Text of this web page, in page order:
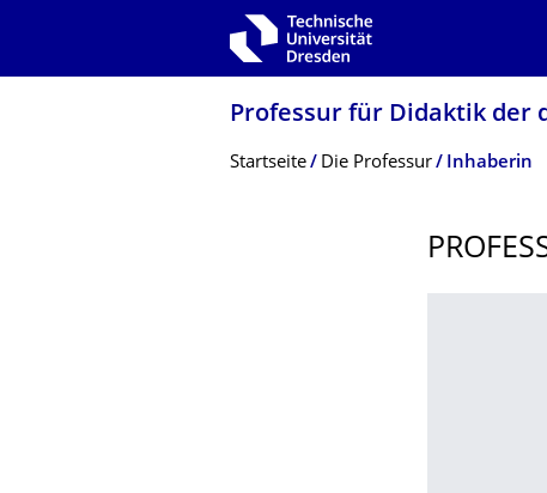
Zur Hauptnavigation springen
Professur für Didaktik der
Breadcrumb-Menü
Startseite Die Professur Inhaberin